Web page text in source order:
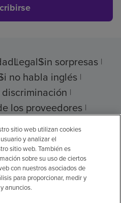
LegalSin sorpresas
no habla inglés
los proveedores
de precios
Health Corporation
de cookies
sitio web utilizan cookies
y analizar el
sitio web. También es
sobre su uso de ciertos
con nuestros asociados de
para proporcionar, medir y
anuncios.